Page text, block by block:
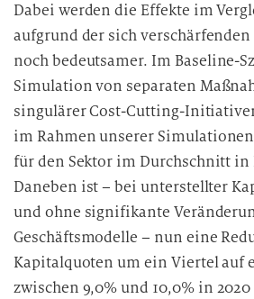
Dabei werden die Effekte im
aufgrund der sich
noch bedeutsamer. Im Baseline-
Simulation von separaten
singulärer Cost-Cutting-
im Rahmen unserer
für den Sektor im Durchschnitt
Daneben ist – bei unterstellter
und ohne signifikante
Geschäftsmodelle – nun eine
Kapitalquoten um ein Viertel auf
zwischen 9,0% und 10,0% in